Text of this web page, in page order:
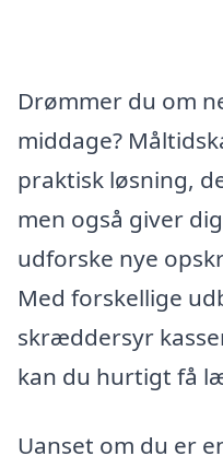
Drømmer du om
middage?
praktisk løsning,
men også giver
udforske nye
Med forskellige
skræddersyr
kan du hurtigt få
Uanset om du er